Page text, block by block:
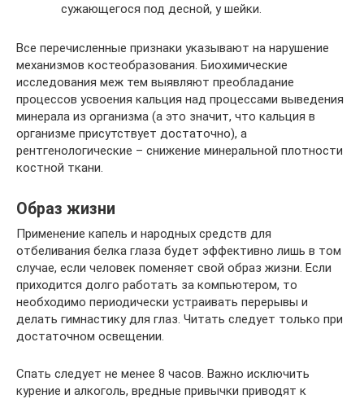
сужающегося под десной, у шейки.
Все перечисленные признаки указывают на нарушение
механизмов костеобразования. Биохимические
исследования меж тем выявляют преобладание
процессов усвоения кальция над процессами выведения
минерала из организма (а это значит, что кальция в
организме присутствует достаточно), а
рентгенологические – снижение минеральной плотности
костной ткани.
Образ жизни
Применение капель и народных средств для
отбеливания белка глаза будет эффективно лишь в том
случае, если человек поменяет свой образ жизни. Если
приходится долго работать за компьютером, то
необходимо периодически устраивать перерывы и
делать гимнастику для глаз. Читать следует только при
достаточном освещении.
Спать следует не менее 8 часов. Важно исключить
курение и алкоголь, вредные привычки приводят к